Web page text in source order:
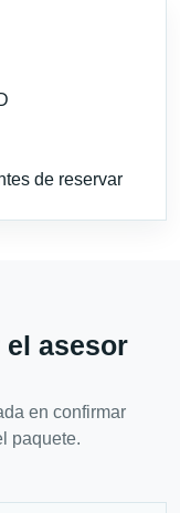
de reservar
el asesor
en confirmar
paquete.